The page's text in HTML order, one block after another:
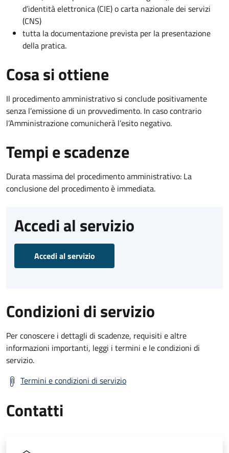
d’identità elettronica (CIE) o carta nazionale dei servizi
(CNS)
tutta la documentazione prevista per la presentazione
della pratica.
Cosa si ottiene
Il procedimento amministrativo si conclude positivamente
senza l’emissione di un provvedimento. In caso contrario
l’Amministrazione comunicherà l’esito negativo.
Tempi e scadenze
Durata massima del procedimento amministrativo: La
conclusione del procedimento è immediata.
Accedi al servizio
Accedi al servizio
Condizioni di servizio
Per conoscere i dettagli di scadenze, requisiti e altre
informazioni importanti, leggi i termini e le condizioni di
servizio.
Termini e condizioni di servizio
Contatti